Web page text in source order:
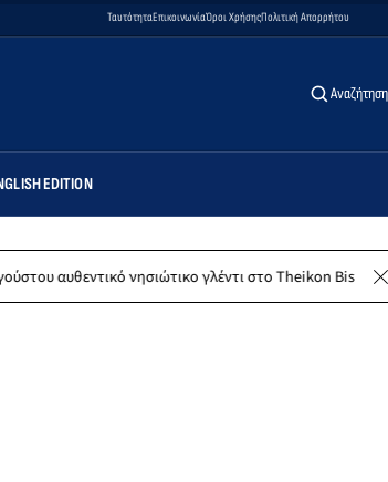
ΤαυτότηταΕπικοινωνίαΌροι ΧρήσηςΠολιτική Απορρήτου
Αναζήτηση
EDITION
νησιώτικο γλέντι στο Theikon Bistro Restaurant!